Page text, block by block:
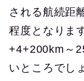
される航続距
程度となりま
+4+200km～
いところでし